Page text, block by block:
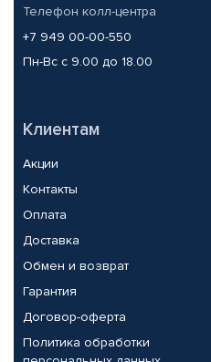
Телефон колл-центра
+7 949 00-00-550
Пн-Вс с 9.00 до 18.00
Клиентам
Акции
Контакты
Оплата
Доставка
Обмен и возврат
Гарантия
Договор-оферта
Политика обработки